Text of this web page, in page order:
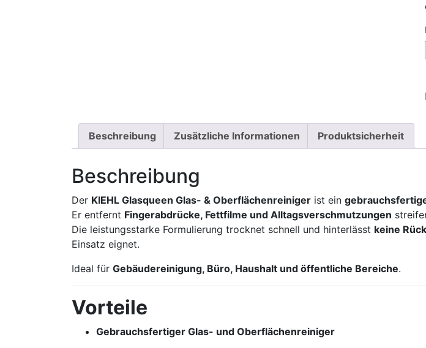
Beschreibung Zusätzliche Informationen Produktsicherheit
Beschreibung
Der KIEHL Glasqueen Glas- & Oberflächenreiniger ist ein
Er entfernt Fingerabdrücke, Fettfilme und Alltagsverschmutzungen
Die leistungsstarke Formulierung trocknet schnell und hinterlässt keine
Einsatz eignet.
Ideal für Gebäudereinigung, Büro, Haushalt und öffentliche Bereiche.
Vorteile
Gebrauchsfertiger Glas- und Oberflächenreiniger